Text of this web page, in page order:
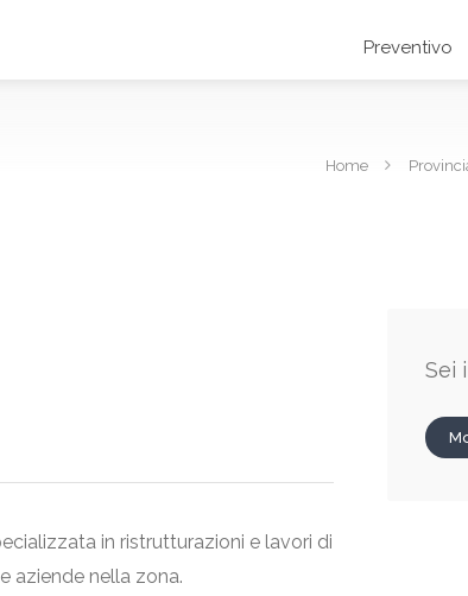
Preventivo
Home
in ristrutturazioni e lavori di
aziende nella zona.
Sei